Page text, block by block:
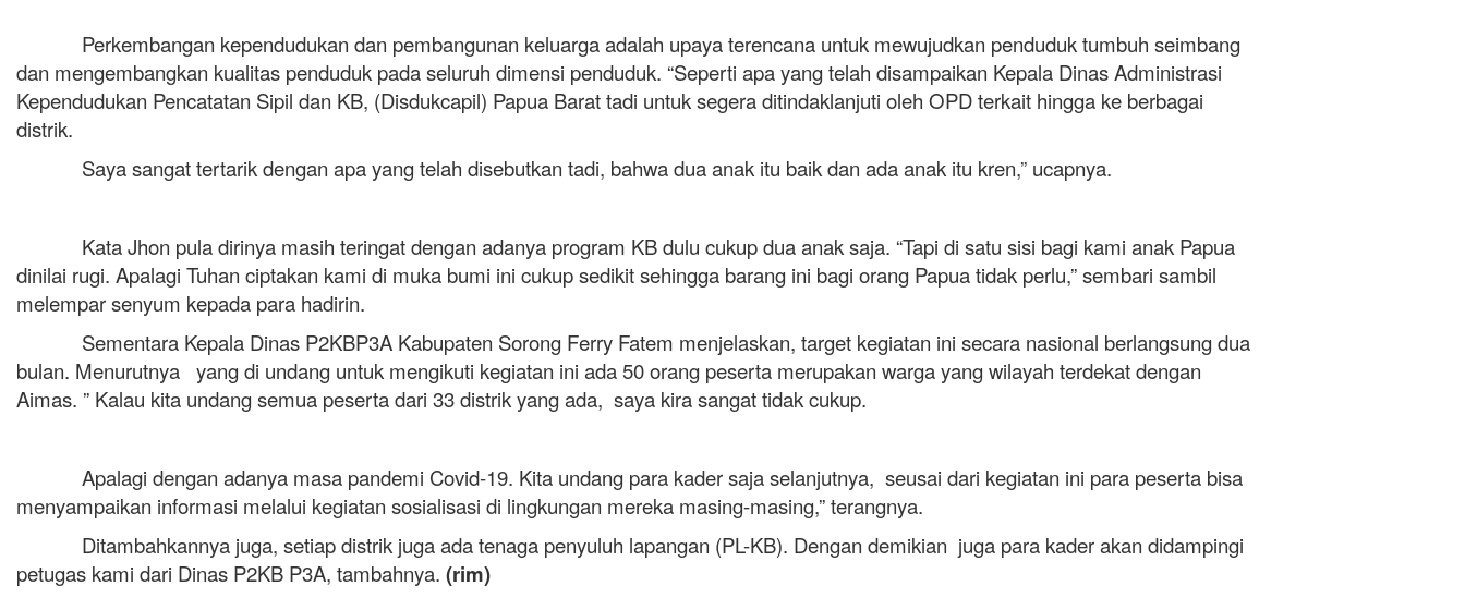
Perkembangan kependudukan dan pembangunan keluarga adalah upaya terencana untuk mewujudkan penduduk tumbuh seimbang
dan mengembangkan kualitas penduduk pada seluruh dimensi penduduk. “Seperti apa yang telah disampaikan Kepala Dinas Administrasi
Kependudukan Pencatatan Sipil dan KB, (Disdukcapil) Papua Barat tadi untuk segera ditindaklanjuti oleh OPD terkait hingga ke berbagai
distrik.
Saya sangat tertarik dengan apa yang telah disebutkan tadi, bahwa dua anak itu baik dan ada anak itu kren,” ucapnya.
Kata Jhon pula dirinya masih teringat dengan adanya program KB dulu cukup dua anak saja. “Tapi di satu sisi bagi kami anak Papua
dinilai rugi. Apalagi Tuhan ciptakan kami di muka bumi ini cukup sedikit sehingga barang ini bagi orang Papua tidak perlu,” sembari sambil
melempar senyum kepada para hadirin.
Sementara Kepala Dinas P2KBP3A Kabupaten Sorong Ferry Fatem menjelaskan, target kegiatan ini secara nasional berlangsung dua
bulan. Menurutnya yang di undang untuk mengikuti kegiatan ini ada 50 orang peserta merupakan warga yang wilayah terdekat dengan
Aimas. ” Kalau kita undang semua peserta dari 33 distrik yang ada, saya kira sangat tidak cukup.
Apalagi dengan adanya masa pandemi Covid-19. Kita undang para kader saja selanjutnya, seusai dari kegiatan ini para peserta bisa
menyampaikan informasi melalui kegiatan sosialisasi di lingkungan mereka masing-masing,” terangnya.
Ditambahkannya juga, setiap distrik juga ada tenaga penyuluh lapangan (PL-KB). Dengan demikian juga para kader akan didampingi
petugas kami dari Dinas P2KB P3A, tambahnya. (rim)